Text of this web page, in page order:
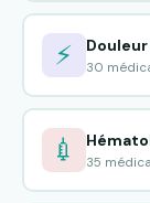
⚡ 30
💉 35